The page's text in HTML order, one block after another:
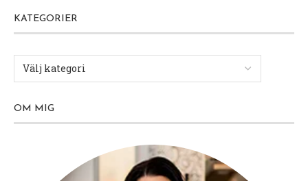
KATEGORIER
OM MIG